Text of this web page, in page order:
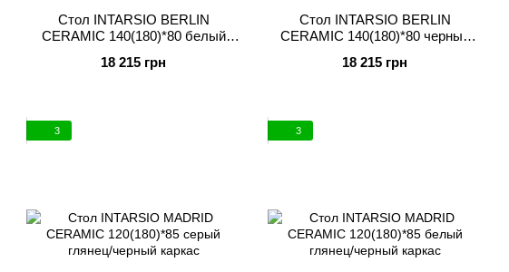
Стол INTARSIO BERLIN
CERAMIC 140(180)*80 белый
18 215 грн
Стол INTARSIO BERLIN
CERAMIC 140(180)*80 черный
18 215 грн
3 3